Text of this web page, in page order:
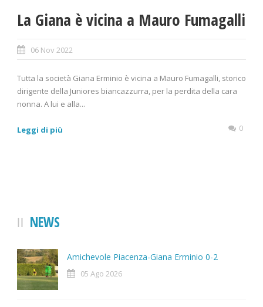
La Giana è vicina a Mauro Fumagalli
06 Nov 2022
Tutta la società Giana Erminio è vicina a Mauro Fumagalli, storico
dirigente della Juniores biancazzurra, per la perdita della cara
nonna. A lui e alla...
Leggi di più 0
NEWS
Amichevole Piacenza-Giana Erminio 0-2
05 Ago 2026